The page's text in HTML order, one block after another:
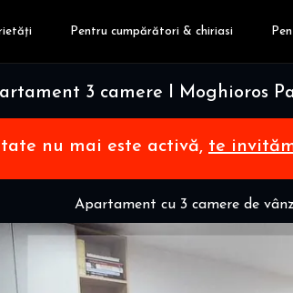
Pentru cumpărători & chiriasi
3 camere I Moghioros
nu mai este activă, te
Apartament cu 3 camere de